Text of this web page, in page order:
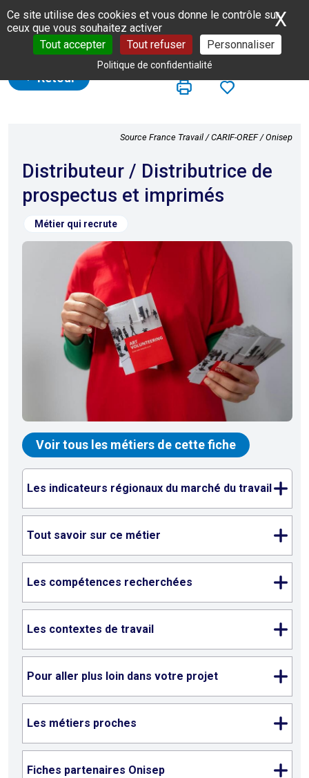
Panneau de gestion des cookies
Ce site utilise des cookies et vous donne le contrôle sur
ceux que vous souhaitez activer
Tout accepter
Tout refuser Personnaliser
Politique de confidentialité
X
Retour
Source France Travail / CARIF-OREF / Onisep
Distributeur / Distributrice de
prospectus et imprimés
Métier qui recrute
Voir tous les métiers de cette fiche
Les indicateurs régionaux du marché du travail
Tout savoir sur ce métier
Les compétences recherchées
Les contextes de travail
Pour aller plus loin dans votre projet
Les métiers proches
Fiches partenaires Onisep